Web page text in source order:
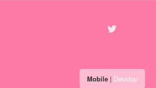
Mobile| Desktop